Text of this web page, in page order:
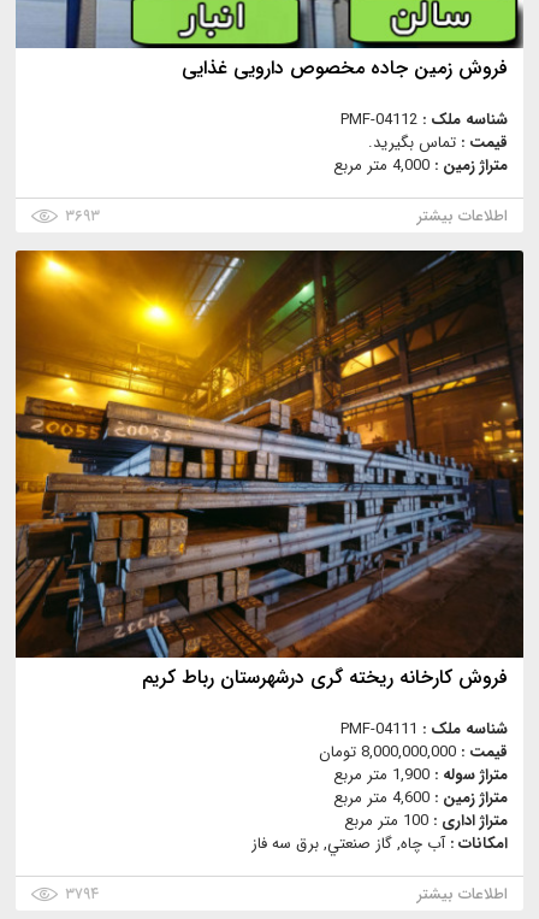
فروش زمین جاده مخصوص دارویی غذایی
شناسه ملک : PMF-04112
قیمت : تماس بگیرید.
متراژ زمین : 4,000 متر مربع
اطلاعات بیشتر
۳۶۹۳
فروش کارخانه ریخته گری درشهرستان رباط کریم
شناسه ملک : PMF-04111
قیمت : 8,000,000,000 تومان
متراژ سوله : 1,900 متر مربع
متراژ زمین : 4,600 متر مربع
متراژ اداری : 100 متر مربع
امکانات :آب چاه, گاز صنعتي, برق سه فاز
اطلاعات بیشتر
۳۷۹۴